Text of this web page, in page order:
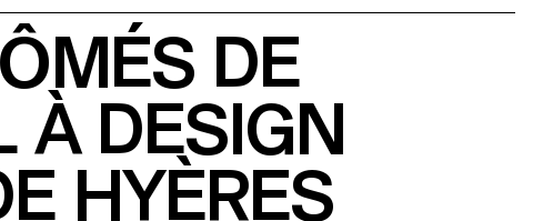
CONTACT
OFFLINE-ONLINE
DE
À DESIGN
HYÈRES